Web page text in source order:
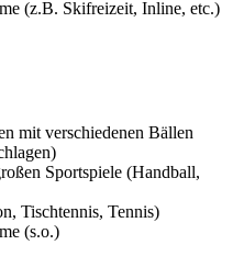
(z.B. Skifreizeit, Inline, etc.)
mit verschiedenen Bällen
Sportspiele (Handball,
Tischtennis, Tennis)
(s.o.)